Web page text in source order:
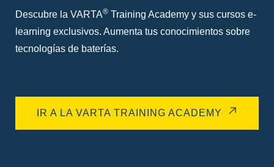
Descubre la VARTA® Training Academy y sus cursos e-
learning exclusivos. Aumenta tus conocimientos sobre
tecnologías de baterías.
IR A LA VARTA TRAINING ACADEMY